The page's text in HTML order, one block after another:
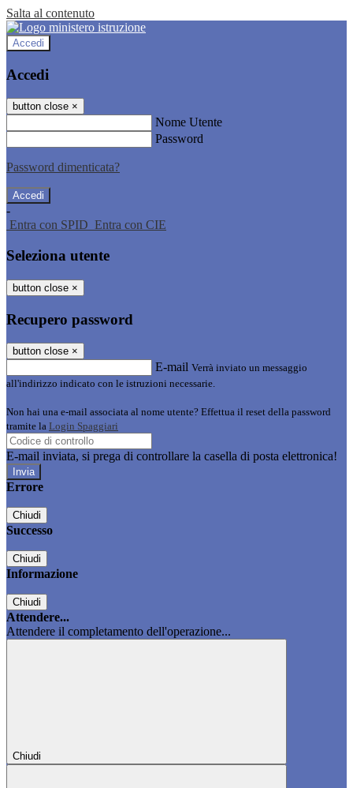
Salta al contenuto
Accedi
Accedi
button close ×
Nome Utente
Password
Password dimenticata?
-
Entra con SPID Entra con CIE
Seleziona utente
button close ×
Recupero password
button close ×
E-mail Verrà inviato un messaggio
all'indirizzo indicato con le istruzioni necessarie.
Non hai una e-mail associata al nome utente? Effettua il reset della password
tramite la Login Spaggiari
E-mail inviata, si prega di controllare la casella di posta elettronica!
Errore
Chiudi
Successo
Chiudi
Informazione
Chiudi
Attendere...
Attendere il completamento dell'operazione...
Chiudi